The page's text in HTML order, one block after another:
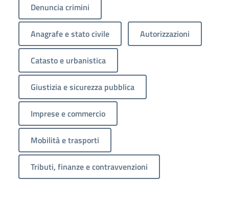
Denuncia crimini
Anagrafe e stato civile Autorizzazioni
Catasto e urbanistica
Giustizia e sicurezza pubblica
Imprese e commercio
Mobilità e trasporti
Tributi, finanze e contravvenzioni